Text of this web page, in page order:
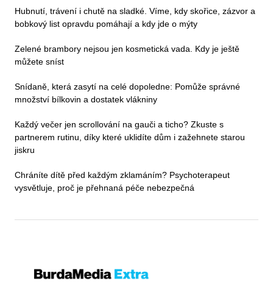
Hubnutí, trávení i chutě na sladké. Víme, kdy skořice, zázvor a
bobkový list opravdu pomáhají a kdy jde o mýty
Zelené brambory nejsou jen kosmetická vada. Kdy je ještě
můžete sníst
Snídaně, která zasytí na celé dopoledne: Pomůže správné
množství bílkovin a dostatek vlákniny
Každý večer jen scrollování na gauči a ticho? Zkuste s
partnerem rutinu, díky které uklidíte dům i zažehnete starou
jiskru
Chráníte dítě před každým zklamáním? Psychoterapeut
vysvětluje, proč je přehnaná péče nebezpečná